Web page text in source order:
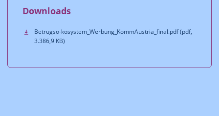
Downloads
Betrugso-kosystem_Werbung_KommAustria_final.pdf (pdf,
3.386,9 KB)